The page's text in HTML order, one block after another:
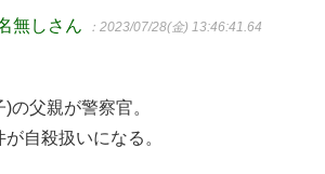
無しさん ：2023/07/28(金) 13:46:41.64
の父親が警察官。
自殺扱いになる。